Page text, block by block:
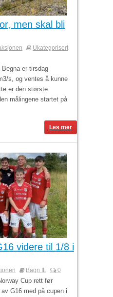
men skal bli
Ukategorisert
er tirsdag
s, og ventes å kunne
er den største
målingene startet på
Les mer
videre til 1/8 i
Bagn IL 0
Cup rett før
G16 med på cupen i